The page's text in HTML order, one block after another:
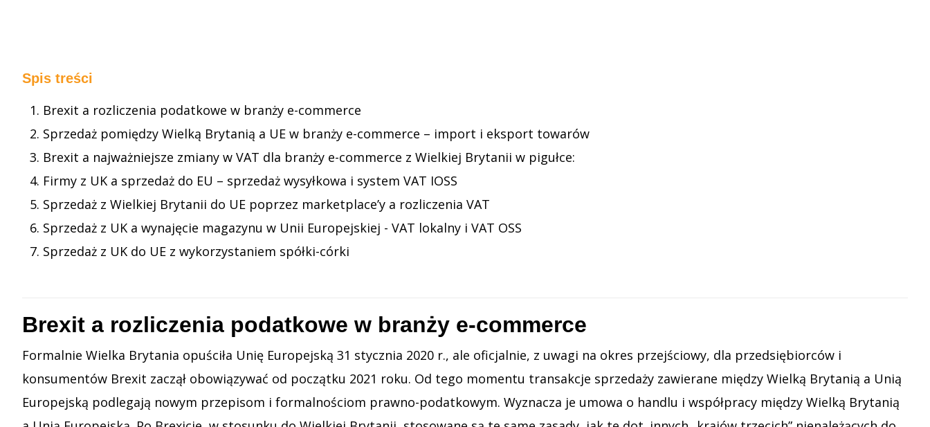
Spis treści
Brexit a rozliczenia podatkowe w branży e-commerce
Sprzedaż pomiędzy Wielką Brytanią a UE w branży e-commerce – import i eksport towarów
Brexit a najważniejsze zmiany w VAT dla branży e-commerce z Wielkiej Brytanii w pigułce:
Firmy z UK a sprzedaż do EU – sprzedaż wysyłkowa i system VAT IOSS
Sprzedaż z Wielkiej Brytanii do UE poprzez marketplace’y a rozliczenia VAT
Sprzedaż z UK a wynajęcie magazynu w Unii Europejskiej - VAT lokalny i VAT OSS
Sprzedaż z UK do UE z wykorzystaniem spółki-córki
Brexit a rozliczenia podatkowe w branży e-commerce
Formalnie Wielka Brytania opuściła Unię Europejską 31 stycznia 2020 r., ale oficjalnie, z uwagi na okres przejściowy, dla przedsiębiorców i
konsumentów Brexit zaczął obowiązywać od początku 2021 roku. Od tego momentu transakcje sprzedaży zawierane między Wielką Brytanią a Unią
Europejską podlegają nowym przepisom i formalnościom prawno-podatkowym. Wyznacza je umowa o handlu i współpracy między Wielką Brytanią